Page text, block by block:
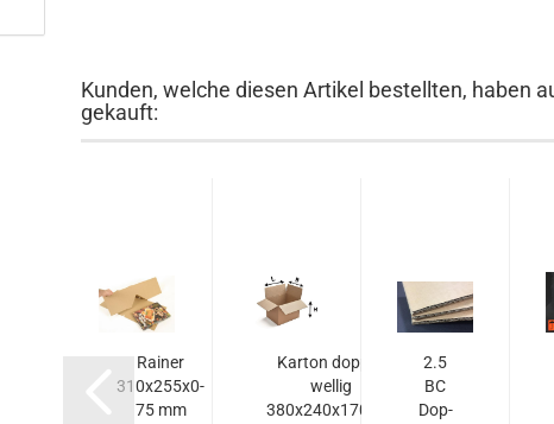
Kunden, welche diesen Artikel bestellten, haben
gekauft:
Rai­ner
310x255x0-​​
75 mm
Kar­ton dop­pel­
wel­lig
380x240x170mm
2.5
BC
Dop­